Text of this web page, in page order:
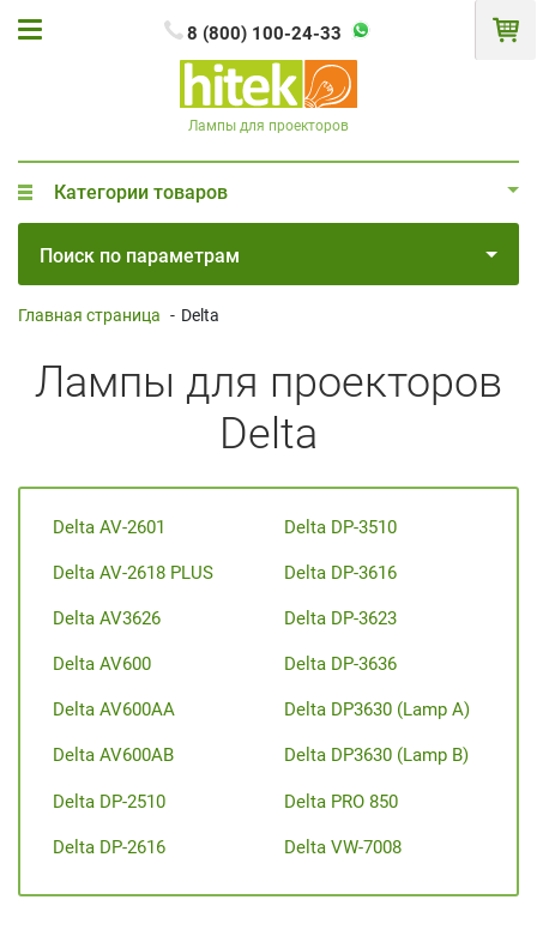
8 (800) 100-24-33
Лампы для проекторов
Категории товаров
Поиск по параметрам
Главная страница - Delta
Лампы для проекторов
Delta
Delta AV-2601
Delta AV-2618 PLUS
Delta AV3626
Delta AV600
Delta AV600AA
Delta AV600AB
Delta DP-2510
Delta DP-2616
Delta DP-3510
Delta DP-3616
Delta DP-3623
Delta DP-3636
Delta DP3630 (Lamp A)
Delta DP3630 (Lamp B)
Delta PRO 850
Delta VW-7008